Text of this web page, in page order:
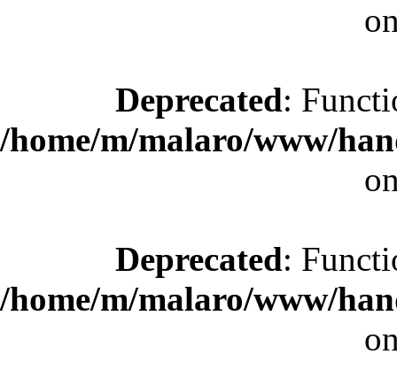
Deprecated:
/home/m/malaro/www/
Deprecated:
/home/m/malaro/www/